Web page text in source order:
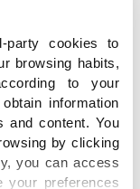
cookies to
browsing habits,
to your
information
and content. You
by clicking
you can access
your preferences